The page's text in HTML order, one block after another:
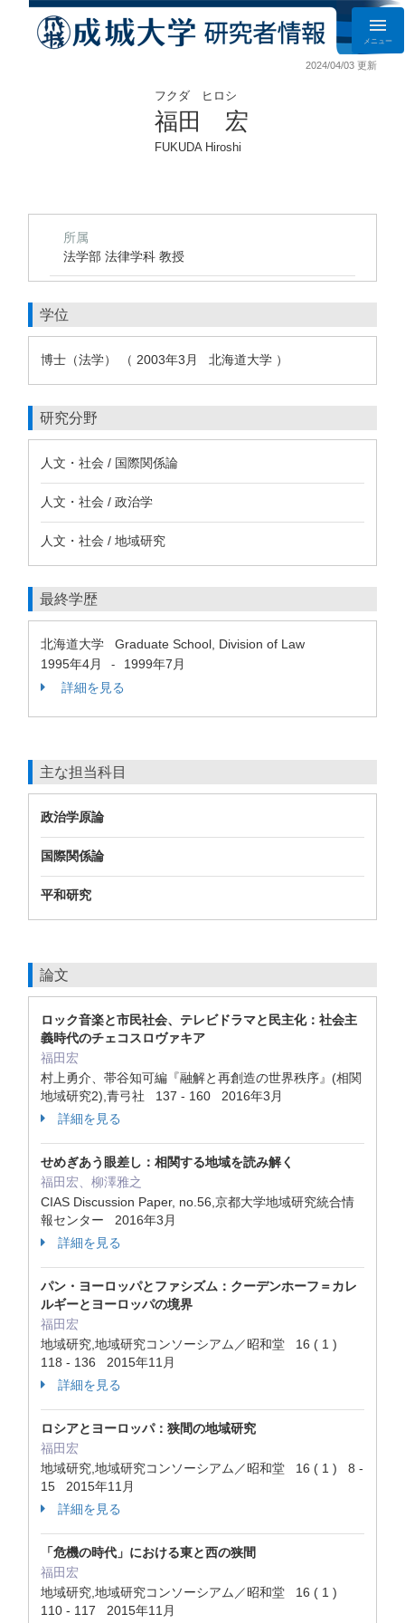
メニュー
2024/04/03 更新
フクダ ヒロシ
福田 宏
FUKUDA Hiroshi
所属
法学部 法律学科 教授
学位
博士（法学） （ 2003年3月 北海道大学 ）
研究分野
人文・社会 / 国際関係論
人文・社会 / 政治学
人文・社会 / 地域研究
最終学歴
北海道大学 Graduate School, Division of Law
1995年4月
-
1999年7月
詳細を見る
主な担当科目
政治学原論
国際関係論
平和研究
論文
ロック音楽と市民社会、テレビドラマと民主化：社会主
義時代のチェコスロヴァキア
福田宏
村上勇介、帯谷知可編『融解と再創造の世界秩序』(相関
地域研究2),青弓社 137 - 160 2016年3月
詳細を見る
せめぎあう眼差し：相関する地域を読み解く
福田宏、柳澤雅之
CIAS Discussion Paper, no.56,京都大学地域研究統合情
報センター 2016年3月
詳細を見る
パン・ヨーロッパとファシズム：クーデンホーフ＝カレ
ルギーとヨーロッパの境界
福田宏
地域研究,地域研究コンソーシアム／昭和堂 16 ( 1 )
118 - 136 2015年11月
詳細を見る
ロシアとヨーロッパ：狭間の地域研究
福田宏
地域研究,地域研究コンソーシアム／昭和堂 16 ( 1 ) 8 -
15 2015年11月
詳細を見る
「危機の時代」における東と西の狭間
福田宏
地域研究,地域研究コンソーシアム／昭和堂 16 ( 1 )
110 - 117 2015年11月